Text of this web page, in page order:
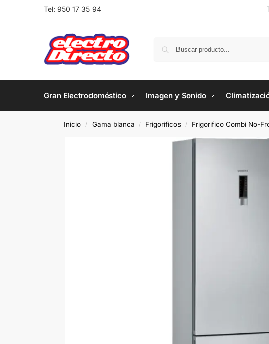
Tel: 950 17 35 94
Gran Electrodoméstico Imagen y Sonido
Inicio / Gama blanca / Frigorificos / Frigorifico Combi No-